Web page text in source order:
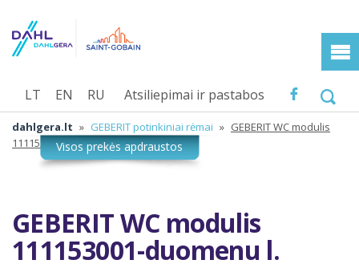
Atsiliepimai ir pastabos
LT EN RU
dahlgera.lt » GEBERIT potinkiniai rėmai » GEBERIT WC modulis
111153001-duomenu l.
GEBERIT WC modulis
111153001-duomenu l.